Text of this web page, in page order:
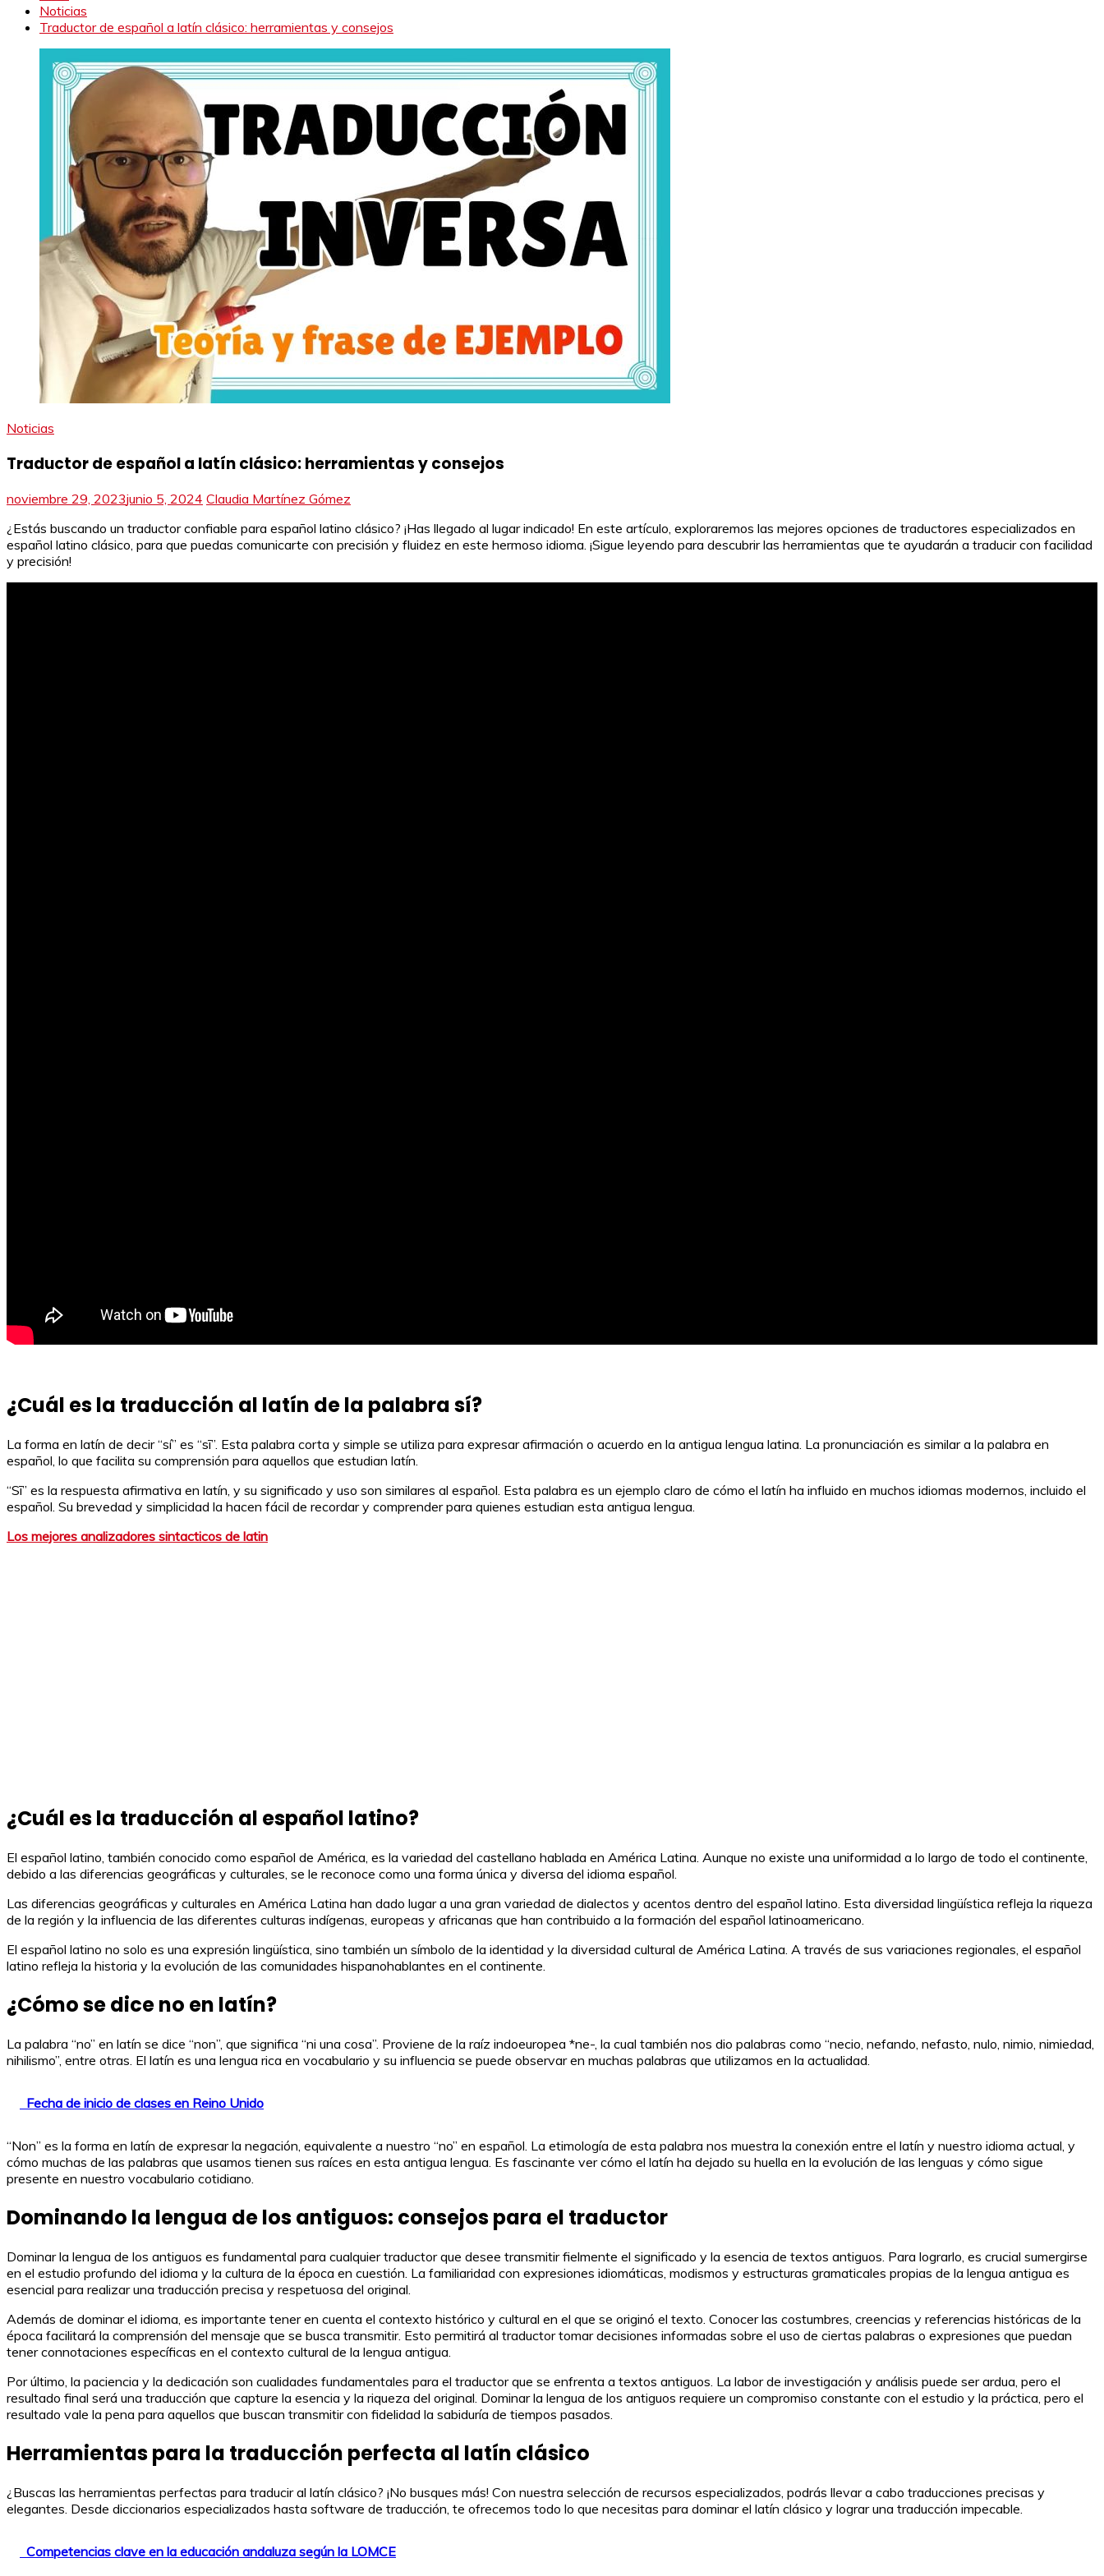
Noticias
Traductor de español a latín clásico: herramientas y consejos
Noticias
Traductor de español a latín clásico: herramientas y consejos
noviembre 29, 2023junio 5, 2024 Claudia Martínez Gómez
¿Estás buscando un traductor confiable para español latino clásico? ¡Has llegado al lugar indicado! En este artículo, exploraremos las mejores opciones de traductores especializados en
español latino clásico, para que puedas comunicarte con precisión y fluidez en este hermoso idioma. ¡Sigue leyendo para descubrir las herramientas que te ayudarán a traducir con facilidad
y precisión!
¿Cuál es la traducción al latín de la palabra sí?
La forma en latín de decir “sí” es “sī”. Esta palabra corta y simple se utiliza para expresar afirmación o acuerdo en la antigua lengua latina. La pronunciación es similar a la palabra en
español, lo que facilita su comprensión para aquellos que estudian latín.
“Sī” es la respuesta afirmativa en latín, y su significado y uso son similares al español. Esta palabra es un ejemplo claro de cómo el latín ha influido en muchos idiomas modernos, incluido el
español. Su brevedad y simplicidad la hacen fácil de recordar y comprender para quienes estudian esta antigua lengua.
Los mejores analizadores sintacticos de latin
¿Cuál es la traducción al español latino?
El español latino, también conocido como español de América, es la variedad del castellano hablada en América Latina. Aunque no existe una uniformidad a lo largo de todo el continente,
debido a las diferencias geográficas y culturales, se le reconoce como una forma única y diversa del idioma español.
Las diferencias geográficas y culturales en América Latina han dado lugar a una gran variedad de dialectos y acentos dentro del español latino. Esta diversidad lingüística refleja la riqueza
de la región y la influencia de las diferentes culturas indígenas, europeas y africanas que han contribuido a la formación del español latinoamericano.
El español latino no solo es una expresión lingüística, sino también un símbolo de la identidad y la diversidad cultural de América Latina. A través de sus variaciones regionales, el español
latino refleja la historia y la evolución de las comunidades hispanohablantes en el continente.
¿Cómo se dice no en latín?
La palabra “no” en latín se dice “non”, que significa “ni una cosa”. Proviene de la raíz indoeuropea *ne-, la cual también nos dio palabras como “necio, nefando, nefasto, nulo, nimio, nimiedad,
nihilismo”, entre otras. El latín es una lengua rica en vocabulario y su influencia se puede observar en muchas palabras que utilizamos en la actualidad.
Fecha de inicio de clases en Reino Unido
“Non” es la forma en latín de expresar la negación, equivalente a nuestro “no” en español. La etimología de esta palabra nos muestra la conexión entre el latín y nuestro idioma actual, y
cómo muchas de las palabras que usamos tienen sus raíces en esta antigua lengua. Es fascinante ver cómo el latín ha dejado su huella en la evolución de las lenguas y cómo sigue
presente en nuestro vocabulario cotidiano.
Dominando la lengua de los antiguos: consejos para el traductor
Dominar la lengua de los antiguos es fundamental para cualquier traductor que desee transmitir fielmente el significado y la esencia de textos antiguos. Para lograrlo, es crucial sumergirse
en el estudio profundo del idioma y la cultura de la época en cuestión. La familiaridad con expresiones idiomáticas, modismos y estructuras gramaticales propias de la lengua antigua es
esencial para realizar una traducción precisa y respetuosa del original.
Además de dominar el idioma, es importante tener en cuenta el contexto histórico y cultural en el que se originó el texto. Conocer las costumbres, creencias y referencias históricas de la
época facilitará la comprensión del mensaje que se busca transmitir. Esto permitirá al traductor tomar decisiones informadas sobre el uso de ciertas palabras o expresiones que puedan
tener connotaciones específicas en el contexto cultural de la lengua antigua.
Por último, la paciencia y la dedicación son cualidades fundamentales para el traductor que se enfrenta a textos antiguos. La labor de investigación y análisis puede ser ardua, pero el
resultado final será una traducción que capture la esencia y la riqueza del original. Dominar la lengua de los antiguos requiere un compromiso constante con el estudio y la práctica, pero el
resultado vale la pena para aquellos que buscan transmitir con fidelidad la sabiduría de tiempos pasados.
Herramientas para la traducción perfecta al latín clásico
¿Buscas las herramientas perfectas para traducir al latín clásico? ¡No busques más! Con nuestra selección de recursos especializados, podrás llevar a cabo traducciones precisas y
elegantes. Desde diccionarios especializados hasta software de traducción, te ofrecemos todo lo que necesitas para dominar el latín clásico y lograr una traducción impecable.
Competencias clave en la educación andaluza según la LOMCE